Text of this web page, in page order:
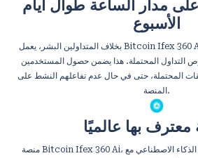
مدار الساعة طوال أيام
الأسبوع
بخلاف المتداولين البشر، يعمل Bitcoin Ifex 360 Ai باستمرار، ويراقب الأسواق
فرص التداول المحتملة. هذا يضمن حصول المستخدمين
المحتملة، حتى في حال عدم تفاعلهم النشط على
المنصة.
بها عالميًا
منصة Bitcoin Ifex 360 Ai، المعروفة عالميًا، تدمج تقنية الذكاء الاصطناعي مع